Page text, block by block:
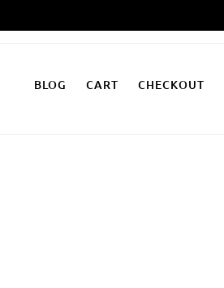
Inhalt
BLOG CART CHECKOUT